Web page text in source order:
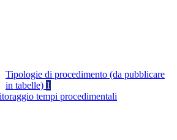
Tipologie di procedimento (da pubblicare
in tabelle) 1
tempi procedimentali